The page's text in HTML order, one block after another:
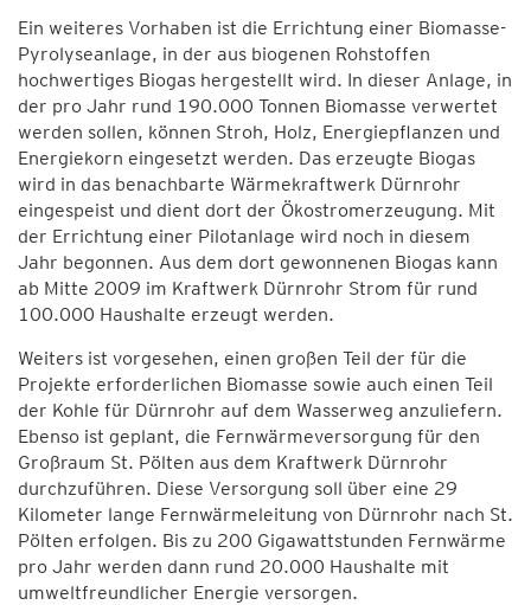
Ein weiteres Vorhaben ist die Errichtung einer Biomasse-
Pyrolyseanlage, in der aus biogenen Rohstoffen
hochwertiges Biogas hergestellt wird. In dieser Anlage, in
der pro Jahr rund 190.000 Tonnen Biomasse verwertet
werden sollen, können Stroh, Holz, Energiepflanzen und
Energiekorn eingesetzt werden. Das erzeugte Biogas
wird in das benachbarte Wärmekraftwerk Dürnrohr
eingespeist und dient dort der Ökostromerzeugung. Mit
der Errichtung einer Pilotanlage wird noch in diesem
Jahr begonnen. Aus dem dort gewonnenen Biogas kann
ab Mitte 2009 im Kraftwerk Dürnrohr Strom für rund
100.000 Haushalte erzeugt werden.
Weiters ist vorgesehen, einen großen Teil der für die
Projekte erforderlichen Biomasse sowie auch einen Teil
der Kohle für Dürnrohr auf dem Wasserweg anzuliefern.
Ebenso ist geplant, die Fernwärmeversorgung für den
Großraum St. Pölten aus dem Kraftwerk Dürnrohr
durchzuführen. Diese Versorgung soll über eine 29
Kilometer lange Fernwärmeleitung von Dürnrohr nach St.
Pölten erfolgen. Bis zu 200 Gigawattstunden Fernwärme
pro Jahr werden dann rund 20.000 Haushalte mit
umweltfreundlicher Energie versorgen.